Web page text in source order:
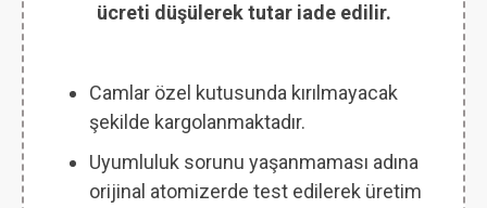
ücreti düşülerek tutar iade edilir.
Camlar özel kutusunda kırılmayacak
şekilde kargolanmaktadır.
Uyumluluk sorunu yaşanmaması adına
orijinal atomizerde test edilerek üretim